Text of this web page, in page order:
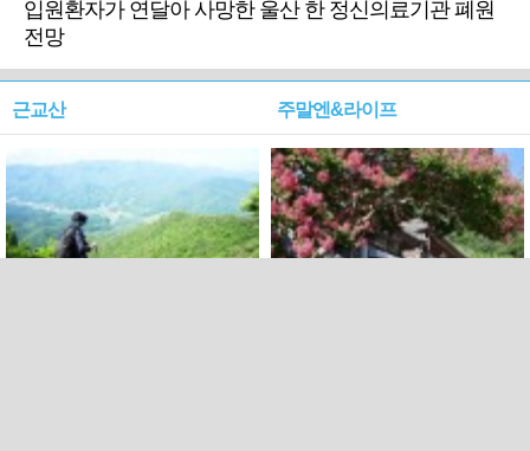
입원환자가 연달아 사망한 울산 한 정신의료기관 폐원
전망
근교산 주말엔&라이프